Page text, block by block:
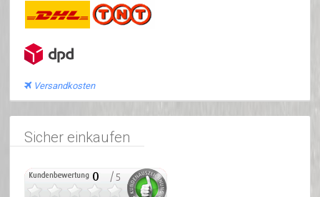
Versandkosten
Sicher einkaufen